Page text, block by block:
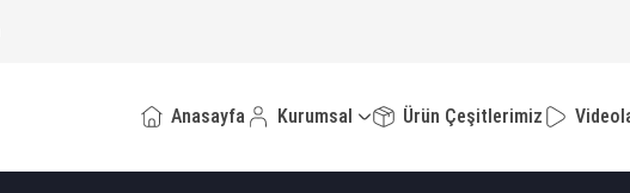
Anasayfa Kurumsal Ürün Çeşitlerimiz